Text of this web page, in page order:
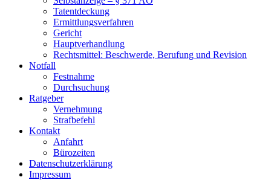
Tatentdeckung
Ermittlungsverfahren
Gericht
Hauptverhandlung
Rechtsmittel: Beschwerde, Berufung und Revision
Notfall
Festnahme
Durchsuchung
Ratgeber
Vernehmung
Strafbefehl
Kontakt
Anfahrt
Bürozeiten
Datenschutzerklärung
Impressum